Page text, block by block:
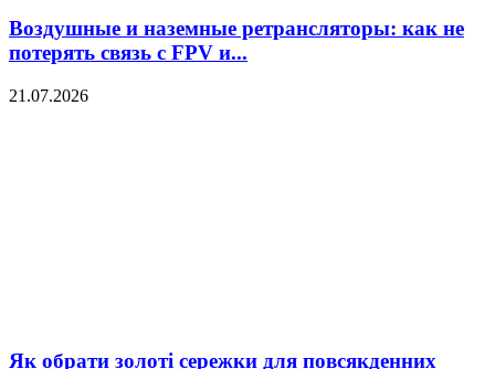
Воздушные и наземные ретрансляторы: как не
потерять связь с FPV и...
21.07.2026
Як обрати золоті сережки для повсякденних